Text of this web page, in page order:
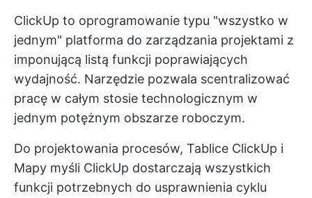
ClickUp to oprogramowanie typu "wszystko w
jednym" platforma do zarządzania projektami z
imponującą listą funkcji poprawiających
wydajność. Narzędzie pozwala scentralizować
pracę w całym stosie technologicznym w
jednym potężnym obszarze roboczym.
Do projektowania procesów, Tablice ClickUp i
Mapy myśli ClickUp dostarczają wszystkich
funkcji potrzebnych do usprawnienia cyklu